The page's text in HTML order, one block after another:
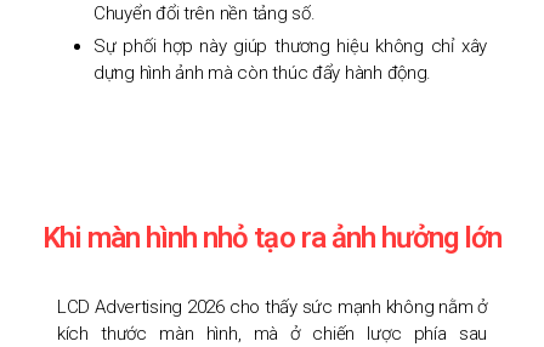
Chuyển đổi trên nền tảng số.
Sự phối hợp này giúp thương hiệu không chỉ xây
dựng hình ảnh mà còn thúc đẩy hành động.
Khi màn hình nhỏ tạo ra ảnh hưởng lớn
LCD Advertising 2026 cho thấy sức mạnh không nằm ở
kích thước màn hình, mà ở chiến lược phía sau